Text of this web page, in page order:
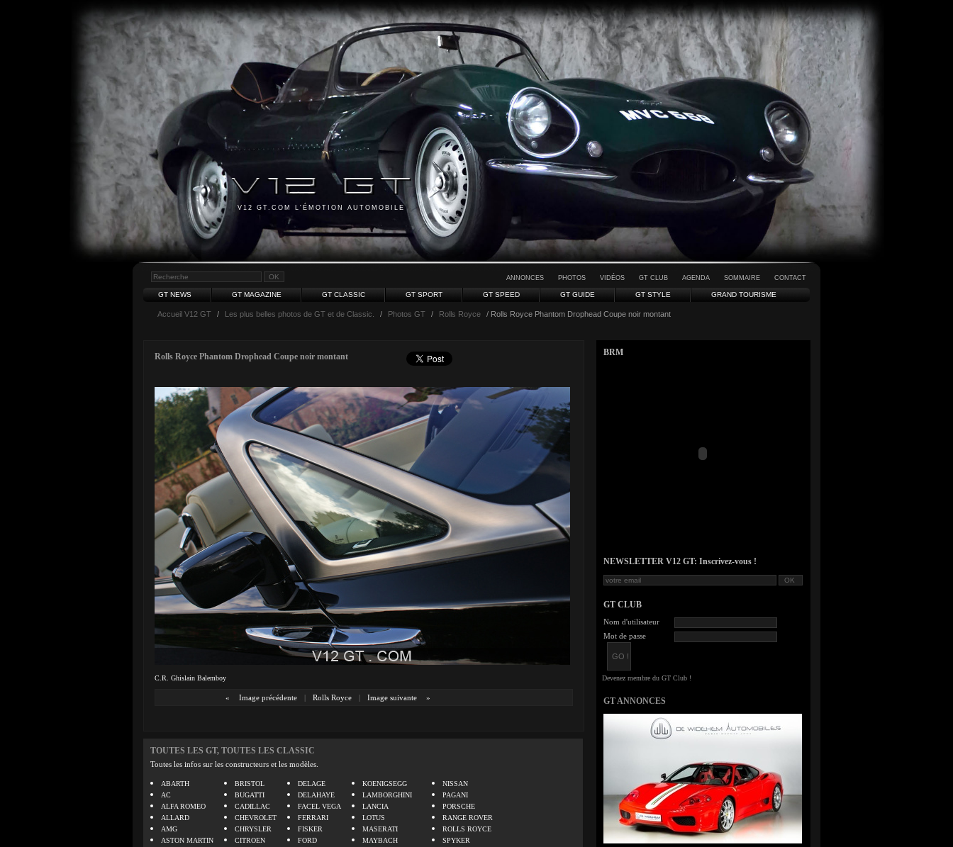
V12 GT.COM L'ÉMOTION AUTOMOBILE
ANNONCES PHOTOS VIDÉOS GT CLUB AGENDA SOMMAIRE CONTACT
GT NEWS GT MAGAZINE GT CLASSIC GT SPORT GT SPEED GT GUIDE GT STYLE GRAND TOURISME
Accueil V12 GT / Les plus belles photos de GT et de Classic. / Photos GT / Rolls Royce / Rolls Royce Phantom Drophead Coupe noir montant
Rolls Royce Phantom Drophead Coupe noir montant
C.R. Ghislain Balemboy
« Image précédente | Rolls Royce | Image suivante »
TOUTES LES GT, TOUTES LES CLASSIC
Toutes les infos sur les constructeurs et les modèles.
ABARTH
AC
ALFA ROMEO
ALLARD
AMG
ASTON MARTIN
BRISTOL
BUGATTI
CADILLAC
CHEVROLET
CHRYSLER
CITROEN
DELAGE
DELAHAYE
FACEL VEGA
FERRARI
FISKER
FORD
KOENIGSEGG
LAMBORGHINI
LANCIA
LOTUS
MASERATI
MAYBACH
NISSAN
PAGANI
PORSCHE
RANGE ROVER
ROLLS ROYCE
SPYKER
BRM
NEWSLETTER V12 GT: Inscrivez-vous !
GT CLUB
Nom d'utilisateur
Mot de passe
GT ANNONCES